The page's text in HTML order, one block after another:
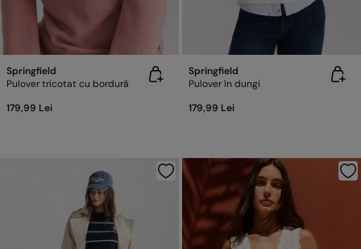
Springfield
Pulover tricotat cu bordură
179,99 Lei
Springfield
Pulover în dungi
179,99 Lei